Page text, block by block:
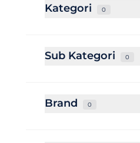
Kategori 0
Sub Kategori 0
Brand 0